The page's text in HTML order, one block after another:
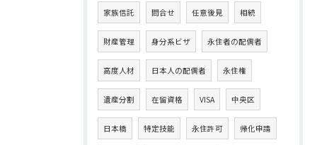
家族信託 問合せ 任意後見 相続
財産管理 身分系ビザ 永住者の配偶者
高度人材 日本人の配偶者 永住権
遺産分割 在留資格 VISA 中央区
日本橋 特定技能 永住許可 帰化申請